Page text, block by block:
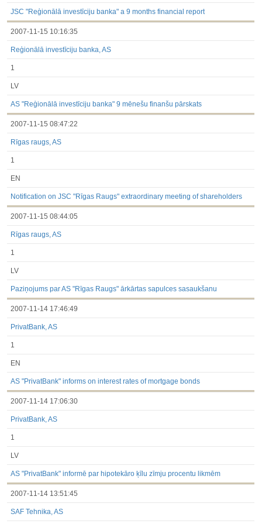
Till 2017.03.01
Financial Reports
Significant Events
Notifications on Holding
JSC "Reģionālā investīciju banka" a 9 months financial report
2007-11-15 10:16:35
Reģionālā investīciju banka, AS
1
LV
AS "Reģionālā investīciju banka" 9 mēnešu finanšu pārskats
2007-11-15 08:47:22
Rīgas raugs, AS
1
EN
Notification on JSC "Rīgas Raugs" extraordinary meeting of shareholders
2007-11-15 08:44:05
Rīgas raugs, AS
1
LV
Paziņojums par AS "Rīgas Raugs" ārkārtas sapulces sasaukšanu
2007-11-14 17:46:49
PrivatBank, AS
1
EN
AS "PrivatBank" informs on interest rates of mortgage bonds
2007-11-14 17:06:30
PrivatBank, AS
1
LV
AS "PrivatBank" informē par hipotekāro ķīlu zīmju procentu likmēm
2007-11-14 13:51:45
SAF Tehnika, AS